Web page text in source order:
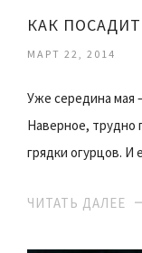
КАК
МАРТ 22, 2014
Уже середина мая
Наверное, трудно
грядки огурцов. И
ЧИТАТЬ ДАЛЕЕ